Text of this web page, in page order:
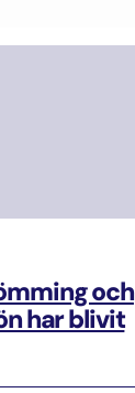
och
har blivit